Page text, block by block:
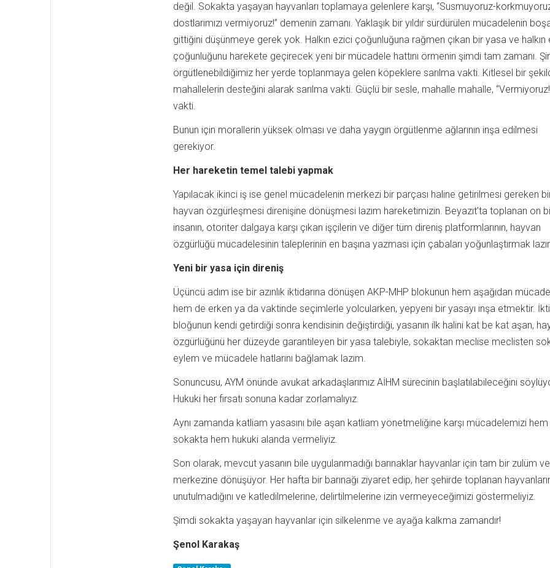
değil. Sokakta yaşayan hayvanları toplamaya gelenlere karşı, “Susmuyoruz-
dostlarımızı vermiyoruz!” demenin zamanı. Yaklaşık bir yıldır sürdürülen mücadelenin
gittiğini düşünmeye gerek yok. Halkın ezici çoğunluğuna rağmen çıkan bir yasa ve halkın
çoğunluğunu harekete geçirecek yeni bir mücadele hattını örmenin şimdi tam zamanı.
örgütlenebildiğimiz her yerde toplanmaya gelen köpeklere sarılma vakti. Kitlesel bir
mahallelerin desteğini alarak sarılma vakti. Güçlü bir sesle, mahalle mahalle,
vakti.
Bunun için morallerin yüksek olması ve daha yaygın örgütlenme ağlarının inşa edilmesi
gerekiyor.
Her hareketin temel talebi yapmak
Yapılacak ikinci iş ise genel mücadelenin merkezi bir parçası haline getirilmesi gereken
hayvan özgürleşmesi direnişine dönüşmesi lazım hareketimizin. Beyazıt’ta toplanan on
insanın, otoriter dalgaya karşı çıkan işçilerin ve diğer tüm direniş platformlarının, hayvan
özgürlüğü mücadelesinin taleplerinin en başına yazması için çabaları yoğunlaştırmak
Yeni bir yasa için direniş
Üçüncü adım ise bir azınlık iktidarına dönüşen AKP-MHP blokunun hem aşağıdan
hem de erken ya da vaktinde seçimlerle yolcularken, yepyeni bir yasayı inşa etmektir.
bloğunun kendi getirdiği sonra kendisinin değiştirdiği, yasanın ilk halini kat be kat aşan,
özgürlüğünü her düzeyde garantileyen bir yasa talebiyle, sokaktan meclise meclisten
eylem ve mücadele hatlarını bağlamak lazım.
Sonuncusu, AYM önünde avukat arkadaşlarımız AİHM sürecinin başlatılabileceğini
Hukuki her fırsatı sonuna kadar zorlamalıyız.
Aynı zamanda katliam yasasını bile aşan katliam yönetmeliğine karşı mücadelemizi hem
sokakta hem hukuki alanda vermeliyiz.
Son olarak, mevcut yasanın bile uygulanmadığı barınaklar hayvanlar için tam bir zulüm
merkezine dönüşüyor. Her hafta bir barınağı ziyaret edip, her şehirde toplanan
unutulmadığını ve katledilmelerine, delirtilmelerine izin vermeyeceğimizi göstermeliyiz.
Şimdi sokakta yaşayan hayvanlar için silkelenme ve ayağa kalkma zamandır!
Şenol Karakaş